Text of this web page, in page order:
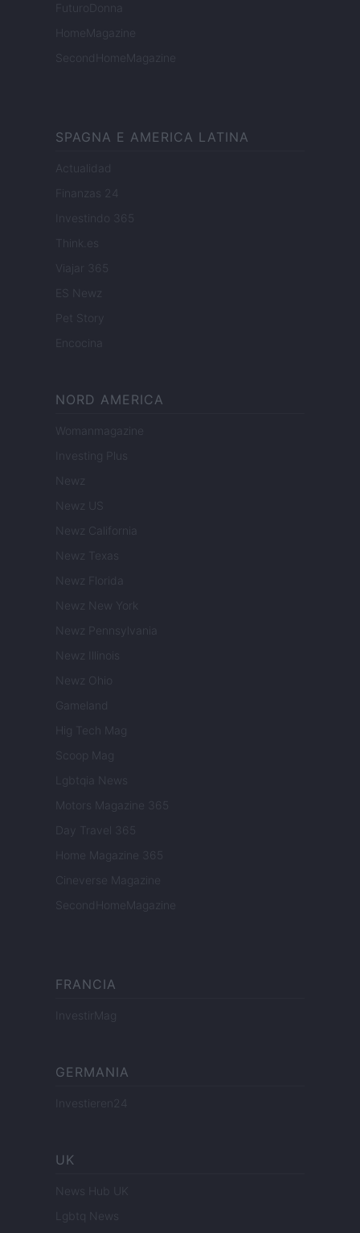
FuturoDonna
HomeMagazine
SecondHomeMagazine
SPAGNA E AMERICA LATINA
Actualidad
Finanzas 24
Investindo 365
Think.es
Viajar 365
ES Newz
Encocina
NORD AMERICA
Womanmagazine
Investing Plus
Newz
Newz US
Newz California
Newz Texas
Newz Florida
Newz New York
Newz Pennsylvania
Newz Illinois
Newz Ohio
Gameland
Hig Tech Mag
Scoop Mag
Lgbtqia News
Motors Magazine 365
Day Travel 365
Home Magazine 365
Cineverse Magazine
SecondHomeMagazine
FRANCIA
InvestirMag
GERMANIA
Investieren24
UK
News Hub UK
Lgbtq News